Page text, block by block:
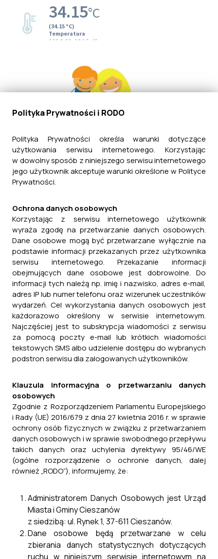
Polityka Prywatności i RODO
Polityka Prywatności określa warunki dotyczące
użytkowania serwisu internetowego. Korzystając
w dowolny sposób z niniejszego serwisu internetowego
jego użytkownik akceptuje warunki określone w Polityce
Prywatności.
Ochrona danych osobowych
Korzystając z serwisu internetowego użytkownik
wyraża zgodę na przetwarzanie danych osobowych.
Dane osobowe mogą być przetwarzane wyłącznie na
podstawie informacji przekazanych przez użytkownika
serwisu internetowego. Przekazanie informacji
obejmujących dane osobowe jest dobrowolne. Do
informacji tych należą np. imię i nazwisko, adres e-mail,
adres IP lub numer telefonu oraz wizerunek uczestników
wydarzeń. Cel wykorzystania danych osobowych jest
każdorazowo określony w serwisie internetowym.
Najczęściej jest to subskrypcja wiadomości z serwisu
za pomocą poczty e-mail lub krótkich wiadomości
tekstowych SMS albo udzielenie dostępu do wybranych
podstron serwisu dla zalogowanych użytkowników.
Klauzula informacyjna o przetwarzaniu danych
osobowych
Zgodnie z Rozporządzeniem Parlamentu Europejskiego
i Rady (UE) 2016/679 z dnia 27 kwietnia 2016 r. w sprawie
ochrony osób fizycznych w związku z przetwarzaniem
danych osobowych i w sprawie swobodnego przepływu
takich danych oraz uchylenia dyrektywy 95/46/WE
(ogólne rozporządzenie o ochronie danych, dalej
również „RODO”), informujemy, że:
Administratorem Danych Osobowych jest Urząd
Miasta i Gminy Cieszanów
z siedzibą: ul. Rynek 1, 37-611 Cieszanów.
Dane osobowe będą przetwarzane w celu
zbierania danych statystycznych dotyczących
ruchu w niniejszym serwisie internetowym na